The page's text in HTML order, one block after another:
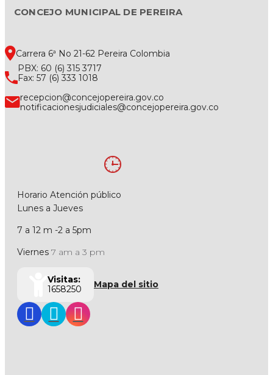
CONCEJO MUNICIPAL DE PEREIRA
Carrera 6ª No 21-62 Pereira Colombia
PBX: 60 (6) 315 3717
Fax: 57 (6) 333 1018
recepcion@concejopereira.gov.co
notificacionesjudiciales@concejopereira.gov.co
Horario Atención público
Lunes a Jueves
7 a 12 m -2 a 5pm
Viernes 7 am a 3 pm
Visitas:
1658250
Mapa del sitio